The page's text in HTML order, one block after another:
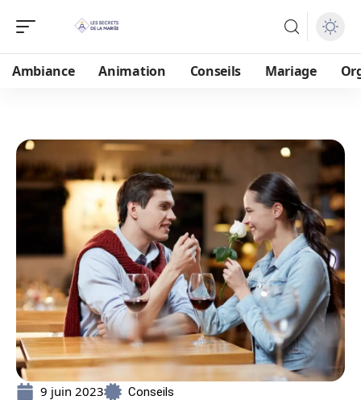
Ambiance Animation Conseils Mariage
9 juin 2023 Conseils